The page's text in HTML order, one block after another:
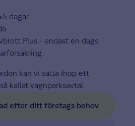
dagar
Plus - endast en dags
kan vi sätta ihop ett
kallat vagnparksavtal.
efter ditt företags behov